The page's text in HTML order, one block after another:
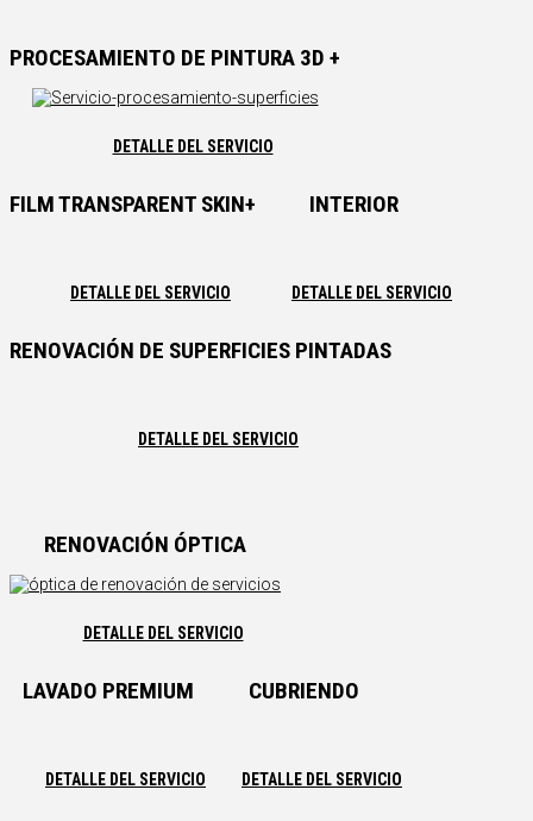
PROCESAMIENTO DE PINTURA 3D +
DETALLE DEL SERVICIO
FILM TRANSPARENT SKIN+
DETALLE DEL SERVICIO
INTERIOR
DETALLE DEL SERVICIO
RENOVACIÓN DE SUPERFICIES PINTADAS
DETALLE DEL SERVICIO
RENOVACIÓN ÓPTICA
DETALLE DEL SERVICIO
LAVADO PREMIUM
DETALLE DEL SERVICIO
CUBRIENDO
DETALLE DEL SERVICIO